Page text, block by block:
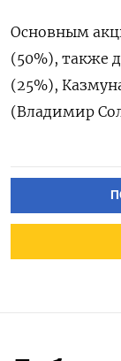
Основным
(50%), ‌также
(25%),
(Владимир